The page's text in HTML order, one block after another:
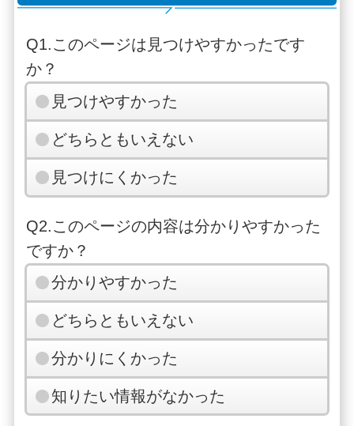
Q1.このページは見つけやすかったです
か？
見つけやすかった
どちらともいえない
見つけにくかった
Q2.このページの内容は分かりやすかった
ですか？
分かりやすかった
どちらともいえない
分かりにくかった
知りたい情報がなかった